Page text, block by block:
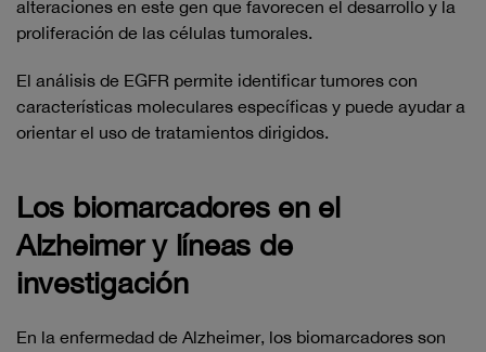
alteraciones en este gen que favorecen el desarrollo y la
proliferación de las células tumorales.
El análisis de EGFR permite identificar tumores con
características moleculares específicas y puede ayudar a
orientar el uso de tratamientos dirigidos.
Los biomarcadores en el
Alzheimer y líneas de
investigación
En la enfermedad de Alzheimer, los biomarcadores son